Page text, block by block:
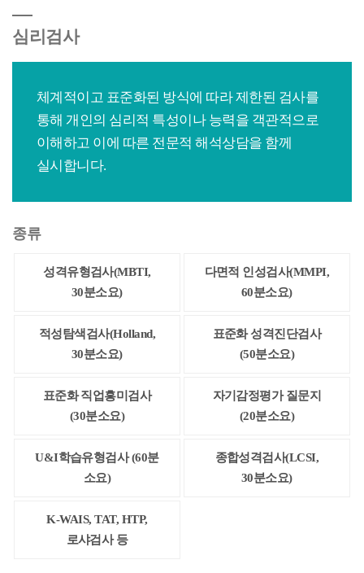
심리검사
체계적이고 표준화된 방식에 따라 제한된 검사를
통해 개인의 심리적 특성이나 능력을 객관적으로
이해하고 이에 따른 전문적 해석상담을 함께
실시합니다.
종류
성격유형검사(MBTI,
30분소요)
다면적 인성검사(MMPI,
60분소요)
적성탐색검사(Holland,
30분소요)
표준화 성격진단검사
(50분소요)
표준화 직업흥미검사
(30분소요)
자기감정평가 질문지
(20분소요)
U&I학습유형검사 (60분
소요)
종합성격검사(LCSI,
30분소요)
K-WAIS, TAT, HTP,
로샤검사 등